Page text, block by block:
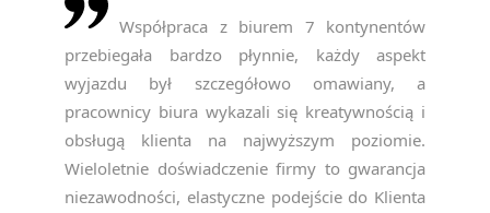
Współpraca z biurem 7 kontynentów
przebiegała bardzo płynnie, każdy aspekt
wyjazdu był szczegółowo omawiany, a
pracownicy biura wykazali się kreatywnością i
obsługą klienta na najwyższym poziomie.
Wieloletnie doświadczenie firmy to gwarancja
niezawodności, elastyczne podejście do Klienta